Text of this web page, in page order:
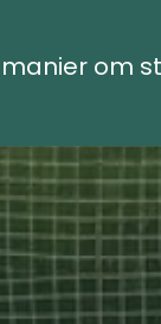
om